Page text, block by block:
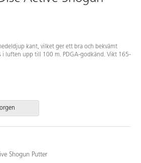
kant, vilket ger ett bra och bekvämt
i luften upp till 100 m. PDGA-godkänd. Vikt 165-
Shogun Putter